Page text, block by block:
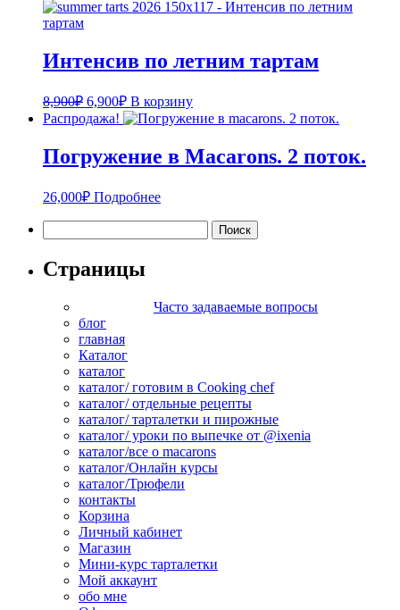
Интенсив по летним тартам
8,900₽ 6,900₽ В корзину
Распродажа!
Погружение в Macarons. 2 поток.
26,000₽ Подробнее
Страницы
Часто задаваемые вопросы
блог
главная
Каталог
каталог
каталог/ готовим в Cooking chef
каталог/ отдельные рецепты
каталог/ тарталетки и пирожные
каталог/ уроки по выпечке от @ixenia
каталог/все о macarons
каталог/Онлайн курсы
каталог/Трюфели
контакты
Корзина
Личный кабинет
Магазин
Мини-курс тарталетки
Мой аккаунт
обо мне